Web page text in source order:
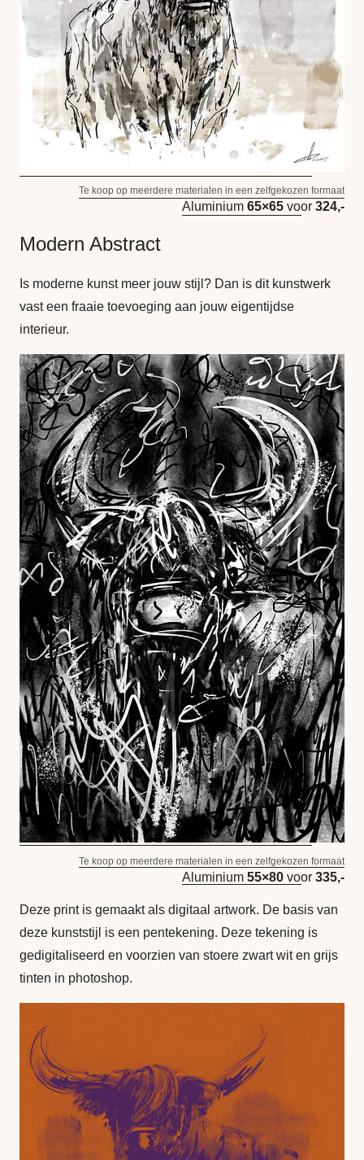
Te koop op meerdere materialen in een zelfgekozen formaat
Aluminium 65×65 voor 324,-
Modern Abstract
Is moderne kunst meer jouw stijl? Dan is dit kunstwerk
vast een fraaie toevoeging aan jouw eigentijdse
interieur.
Te koop op meerdere materialen in een zelfgekozen formaat
Aluminium 55×80 voor 335,-
Deze print is gemaakt als digitaal artwork. De basis van
deze kunststijl is een pentekening. Deze tekening is
gedigitaliseerd en voorzien van stoere zwart wit en grijs
tinten in photoshop.